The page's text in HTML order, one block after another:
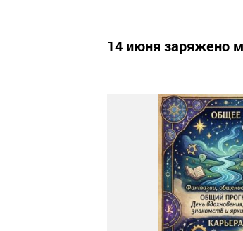
14 июня заряжено